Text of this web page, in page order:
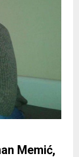
Memić,